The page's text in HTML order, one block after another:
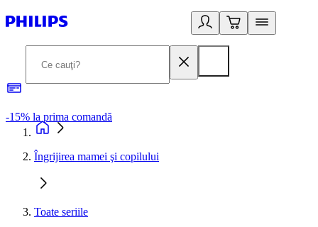
-15% la prima comandă
Îngrijirea mamei şi copilului
Toate seriile